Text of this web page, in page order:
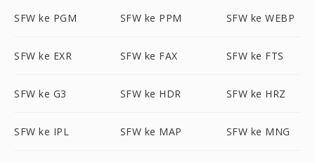
SFW ke PGM SFW ke PPM SFW ke WEBP
SFW ke EXR SFW ke FAX SFW ke FTS
SFW ke G3 SFW ke HDR SFW ke HRZ
SFW ke IPL SFW ke MAP SFW ke MNG